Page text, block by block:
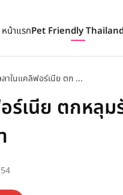
หน้าแรกPet Friendly
าในแคลิฟอร์เนีย ตก ...
ร์เนีย ตกหลุ